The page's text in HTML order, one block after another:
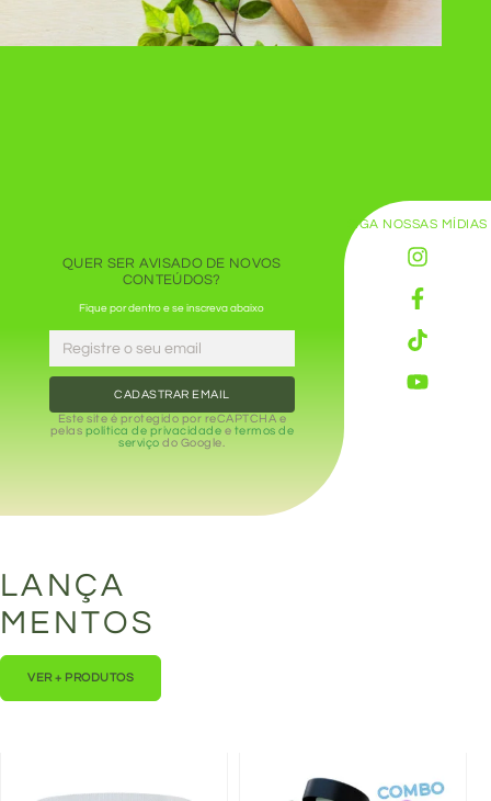
QUER SER AVISADO DE NOVOS
CONTEÚDOS?
Fique por dentro e se inscreva abaixo
CADASTRAR EMAIL
Este site é protegido por reCAPTCHA e
pelas política de privacidade e termos de
serviço do Google.
SIGA NOSSAS MÍDIAS
LANÇA
MENTOS
VER + PRODUTOS